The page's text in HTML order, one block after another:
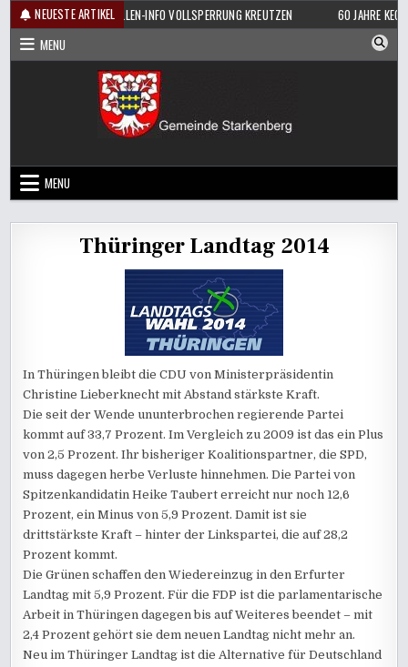
Skip
content
NEUESTE ARTIKELBAUSTELLEN-INFO VOLLSPERRUNG KREUTZEN
60 JAHRE
MENU
MENU
Thüringer Landtag 2014
In Thüringen bleibt die CDU von Ministerpräsidentin
Christine Lieberknecht mit Abstand stärkste Kraft.
Die seit der Wende ununterbrochen regierende Partei
kommt auf 33,7 Prozent. Im Vergleich zu 2009 ist das ein Plus
von 2,5 Prozent. Ihr bisheriger Koalitionspartner, die SPD,
muss dagegen herbe Verluste hinnehmen. Die Partei von
Spitzenkandidatin Heike Taubert erreicht nur noch 12,6
Prozent, ein Minus von 5,9 Prozent. Damit ist sie
drittstärkste Kraft – hinter der Linkspartei, die auf 28,2
Prozent kommt.
Die Grünen schaffen den Wiedereinzug in den Erfurter
Landtag mit 5,9 Prozent. Für die FDP ist die parlamentarische
Arbeit in Thüringen dagegen bis auf Weiteres beendet – mit
2,4 Prozent gehört sie dem neuen Landtag nicht mehr an.
Neu im Thüringer Landtag ist die Alternative für Deutschland